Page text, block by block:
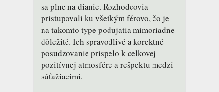
sa plne na dianie. Rozhodcovia
pristupovali ku všetkým férovo, čo je
na takomto type podujatia mimoriadne
dôležité. Ich spravodlivé a korektné
posudzovanie prispelo k celkovej
pozitívnej atmosfére a rešpektu medzi
súťažiacimi.